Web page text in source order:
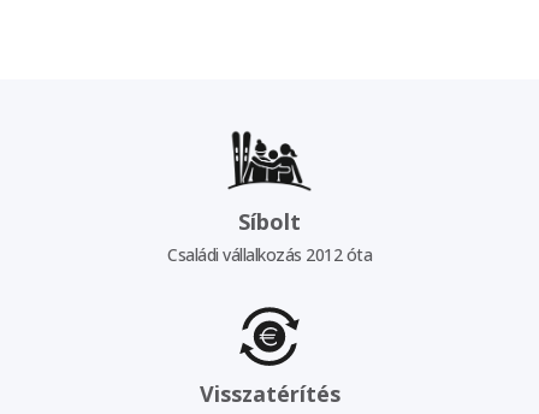
Síbolt
Családi vállalkozás 2012 óta
Visszatérítés